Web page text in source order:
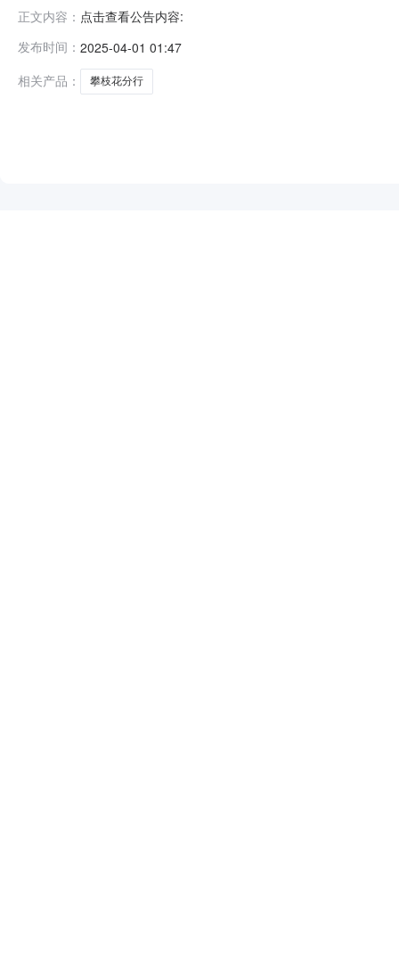
正文内容： 点击查看公告内容:
发布时间： 2025-04-01 01:47
相关产品：
攀枝花分行